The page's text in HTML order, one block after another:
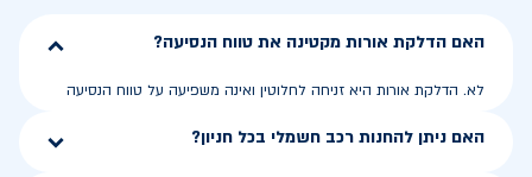
האם הדלקת אורות מקטינה את טווח הנסיעה?
לא. הדלקת אורות היא זניחה לחלוטין ואינה משפיעה על טווח הנסיעה
האם ניתן להחנות רכב חשמלי בכל חניון?